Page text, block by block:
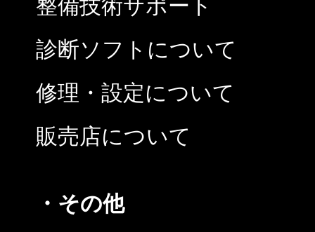
整備技術サポート
診断ソフトについて
修理・設定について
販売店について
・その他